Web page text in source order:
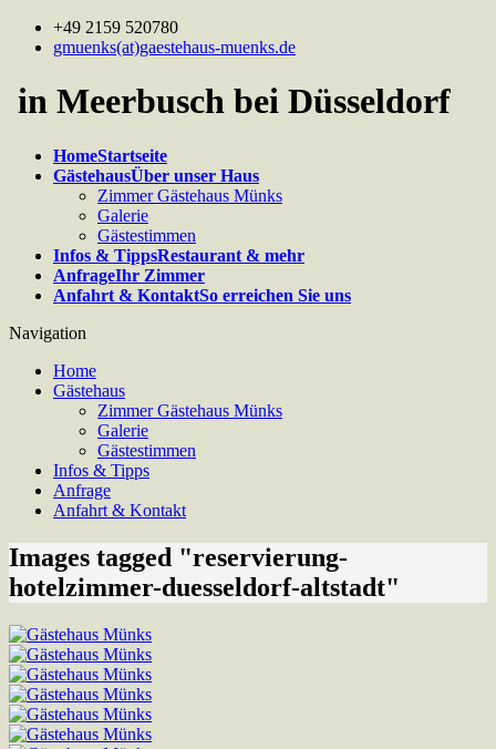
+49 2159 520780
gmuenks(at)gaestehaus-muenks.de
in Meerbusch bei Düsseldorf
HomeStartseite
GästehausÜber unser Haus
Zimmer Gästehaus Münks
Galerie
Gästestimmen
Infos & TippsRestaurant & mehr
AnfrageIhr Zimmer
Anfahrt & KontaktSo erreichen Sie uns
Navigation
Home
Gästehaus
Zimmer Gästehaus Münks
Galerie
Gästestimmen
Infos & Tipps
Anfrage
Anfahrt & Kontakt
Images tagged "reservierung-
hotelzimmer-duesseldorf-altstadt"